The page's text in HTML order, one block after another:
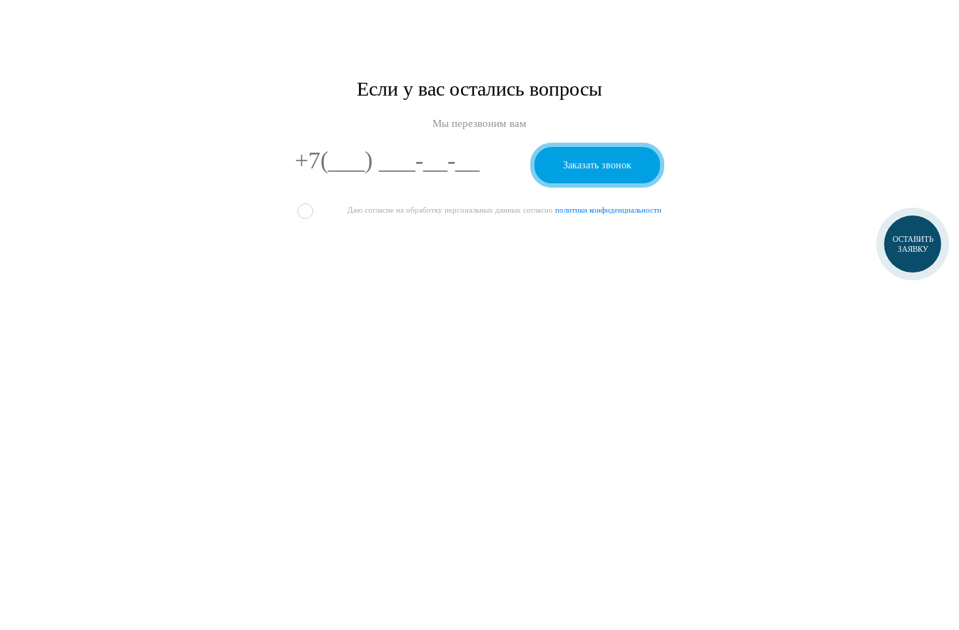
Если у вас остались вопросы
Мы перезвоним вам
Даю согласие на обработку персональных данных согласно политики конфиденциальности
ОСТАВИТЬ
ЗАЯВКУ